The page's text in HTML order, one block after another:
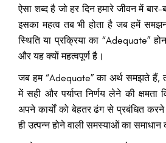
ऐसा शब्द है जो हर दिन हमारे जीवन में बार-
इसका महत्व तब भी होता है जब हमें
स्थिति या प्रक्रिया का “Adequate”
और यह क्यों महत्वपूर्ण है।
जब हम “Adequate” का अर्थ समझते हैं, तो
में सही और पर्याप्त निर्णय लेने की
अपने कार्यों को बेहतर ढंग से प्रबंधित
ही उत्पन्न होने वाली समस्याओं का समाधान